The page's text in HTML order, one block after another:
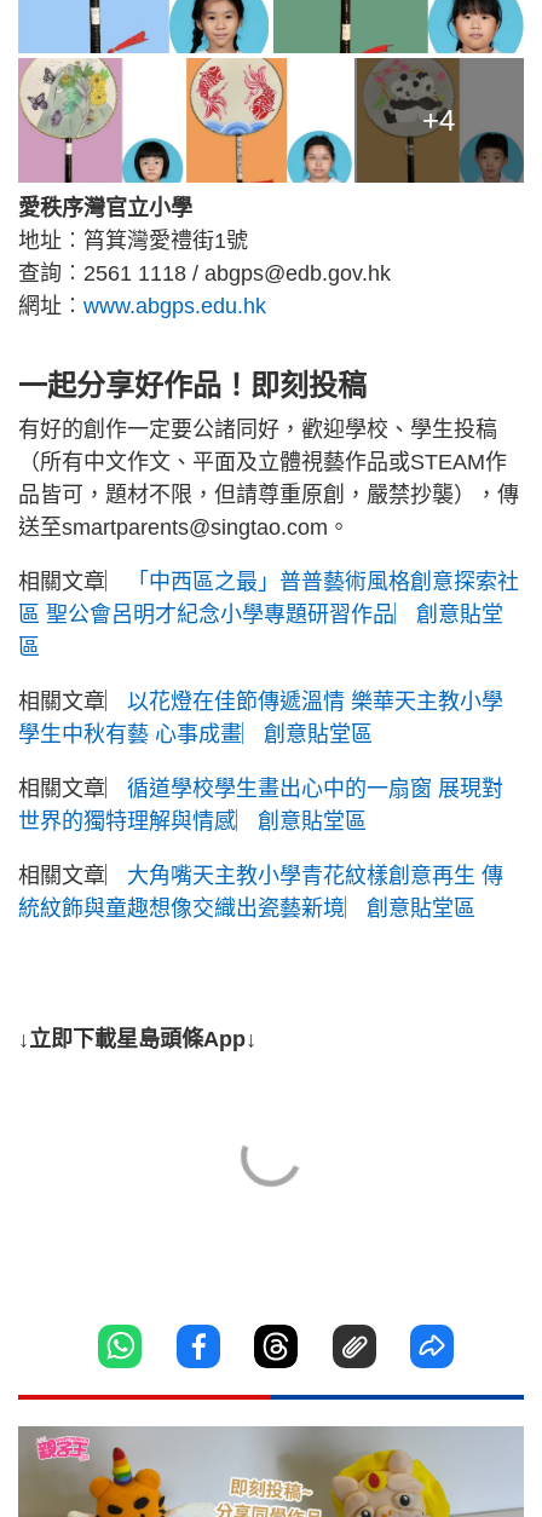
+4
愛秩序灣官立小學
地址︰筲箕灣愛禮街1號
查詢︰2561 1118 / abgps@edb.gov.hk
網址︰ www.abgps.edu.hk
一起分享好作品！即刻投稿
有好的創作一定要公諸同好，歡迎學校、學生投稿
（所有中文作文、平面及立體視藝作品或STEAM作
品皆可，題材不限，但請尊重原創，嚴禁抄襲），傳
送至smartparents@singtao.com 。
相關文章︳
「中西區之最」普普藝術風格創意探索社
區 聖公會呂明才紀念小學專題研習作品︳創意貼堂
區
相關文章︳ 以花燈在佳節傳遞溫情 樂華天主教小學
學生中秋有藝 心事成畫︳創意貼堂區
相關文章︳ 循道學校學生畫出心中的一扇窗 展現對
世界的獨特理解與情感︳創意貼堂區
相關文章︳ 大角嘴天主教小學青花紋樣創意再生 傳
統紋飾與童趣想像交織出瓷藝新境︳創意貼堂區
↓立即下載星島頭條App↓